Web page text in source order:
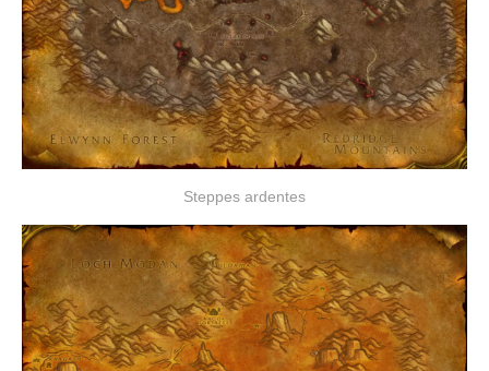
Steppes ardentes